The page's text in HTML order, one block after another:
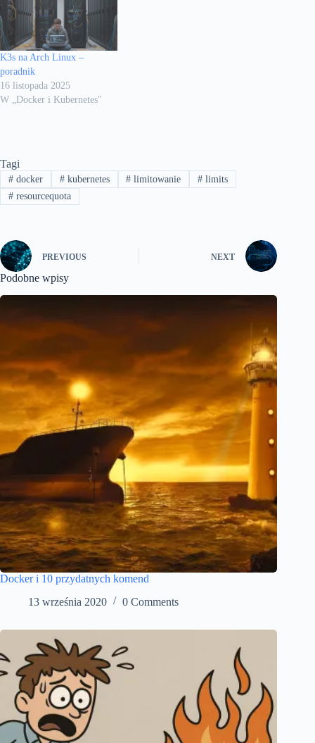
K3s na Arch Linux –
poradnik
16 listopada 2025
W „Docker i Kubernetes"
Tagi
#docker #kubernetes # limitowanie # limits
#resourcequota
PREVIOUS NEXT
Podobne wpisy
Docker i 10 przydatnych komend
13 września 2020
0 Comments